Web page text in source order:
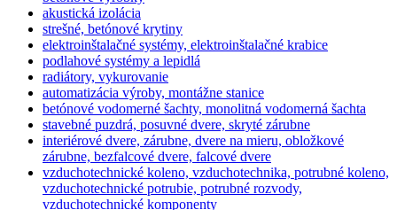
akustická izolácia
strešné, betónové krytiny
elektroinštalačné systémy, elektroinštalačné krabice
podlahové systémy a lepidlá
radiátory, vykurovanie
automatizácia výroby, montážne stanice
betónové vodomerné šachty, monolitná vodomerná šachta
stavebné puzdrá, posuvné dvere, skryté zárubne
interiérové dvere, zárubne, dvere na mieru, obložkové
zárubne, bezfalcové dvere, falcové dvere
vzduchotechnické koleno, vzduchotechnika, potrubné koleno,
vzduchotechnické potrubie, potrubné rozvody,
vzduchotechnické komponenty